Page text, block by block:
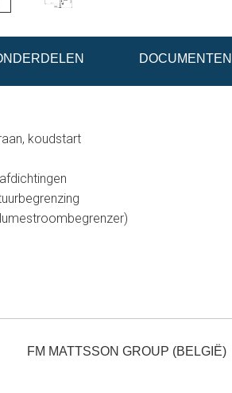
DOCUMENTEN
koudstart
FM MATTSSON GROUP (BELGIË)